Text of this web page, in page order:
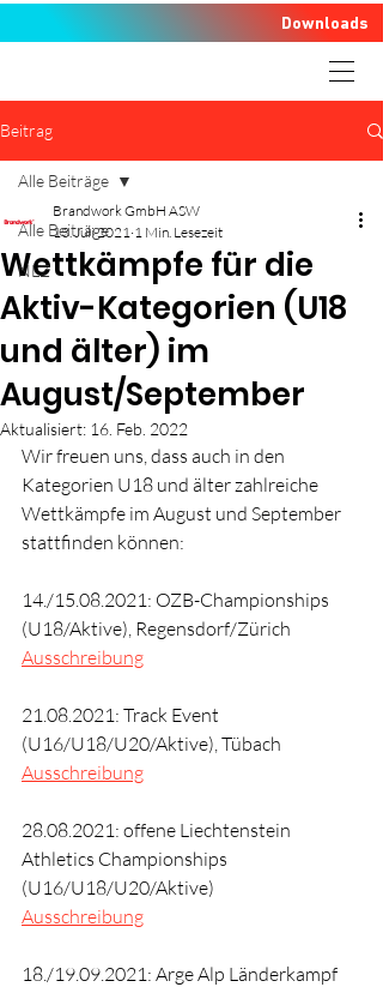
Downloads
Beitrag
Alle Beiträge
NLZ
Alle Beiträge
Wettkämpfe für die
Aktiv-Kategorien (U18
und älter) im
August/September
Brandwork GmbH ASW
13. Juli 2021 1 Min. Lesezeit
Aktualisiert: 16. Feb. 2022
Wir freuen uns, dass auch in den
Kategorien U18 und älter zahlreiche
Wettkämpfe im August und September
stattfinden können:
14./15.08.2021: OZB-Championships
(U18/Aktive), Regensdorf/Zürich
Ausschreibung
21.08.2021: Track Event
(U16/U18/U20/Aktive), Tübach
Ausschreibung
28.08.2021: offene Liechtenstein
Athletics Championships
(U16/U18/U20/Aktive)
Ausschreibung
18./19.09.2021: Arge Alp Länderkampf